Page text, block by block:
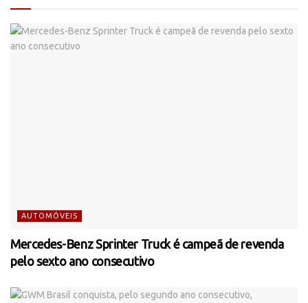
AUTOMÓVEIS
Mercedes-Benz Sprinter Truck é campeã de revenda
pelo sexto ano consecutivo